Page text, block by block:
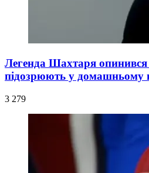
Легенда Шахтаря опинився
підозрюють у домашньому
3 279